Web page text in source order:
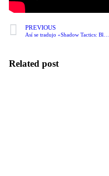
PREVIOUS
Related post